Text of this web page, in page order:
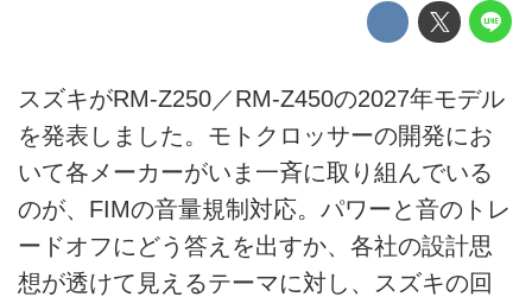
スズキがRM-Z250／RM-Z450の2027年モデル
を発表しました。モトクロッサーの開発にお
いて各メーカーがいま一斉に取り組んでいる
のが、FIMの音量規制対応。パワーと音のトレ
ードオフにどう答えを出すか、各社の設計思
想が透けて見えるテーマに対し、スズキの回